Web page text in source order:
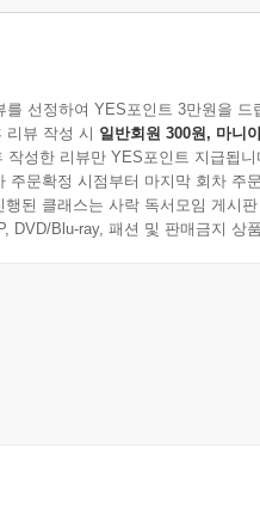
를 선정하여 YES포인트 3만원을 드
리뷰 작성 시 일반회원 300원, 마니
작성한 리뷰만 YES포인트 지급됩니
주문확정 시점부터 마지막 회차 주
행된 클래스는 사락 독서모임 게시
DVD/Blu-ray, 패션 및 판매금지 상